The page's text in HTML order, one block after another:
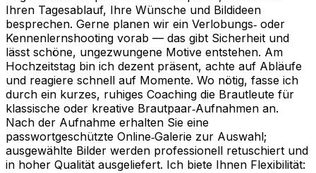
Ihren Tagesablauf, Ihre Wünsche und Bildideen
besprechen. Gerne planen wir ein Verlobungs‑ oder
Kennenlernshooting vorab — das gibt Sicherheit und
lässt schöne, ungezwungene Motive entstehen. Am
Hochzeitstag bin ich dezent präsent, achte auf Abläufe
und reagiere schnell auf Momente. Wo nötig, fasse ich
durch ein kurzes, ruhiges Coaching die Brautleute für
klassische oder kreative Brautpaar‑Aufnahmen an.
Nach der Aufnahme erhalten Sie eine
passwortgeschützte Online‑Galerie zur Auswahl;
ausgewählte Bilder werden professionell retuschiert und
in hoher Qualität ausgeliefert. Ich biete Ihnen Flexibilität: